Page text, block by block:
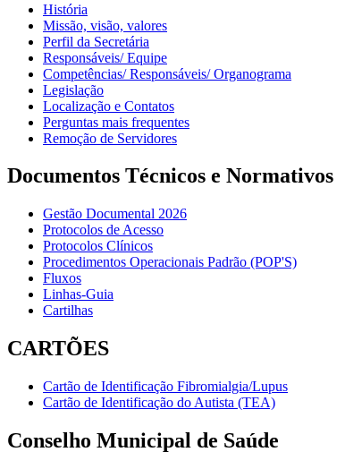
História
Missão, visão, valores
Perfil da Secretária
Responsáveis/ Equipe
Competências/ Responsáveis/ Organograma
Legislação
Localização e Contatos
Perguntas mais frequentes
Remoção de Servidores
Documentos Técnicos e Normativos
Gestão Documental 2026
Protocolos de Acesso
Protocolos Clínicos
Procedimentos Operacionais Padrão (POP'S)
Fluxos
Linhas-Guia
Cartilhas
CARTÕES
Cartão de Identificação Fibromialgia/Lupus
Cartão de Identificação do Autista (TEA)
Conselho Municipal de Saúde